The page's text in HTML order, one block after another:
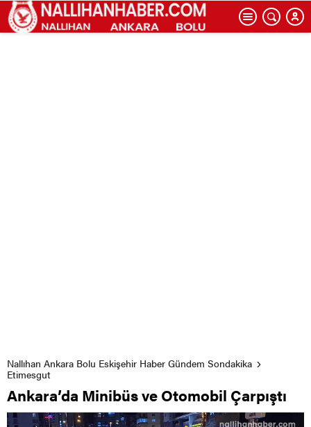
Nallıhan Ankara Bolu Eskişehir Haber Gündem Sondakika
Etimesgut
Ankara’da Minibüs ve Otomobil Çarpıştı